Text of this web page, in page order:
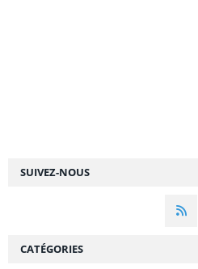
SUIVEZ-NOUS
CATÉGORIES